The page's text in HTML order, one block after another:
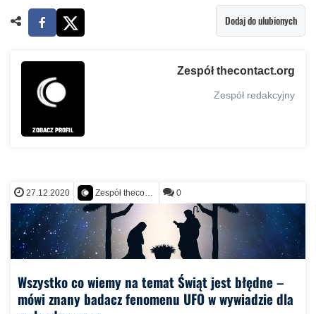
Dodaj do ulubionych
ZOBACZ PROFIL
Zespół thecontact.org
Zespół redakcyjny
27.12.2020 Zespół thecontact.org 0
Wszystko co wiemy na temat Świąt jest błędne –
mówi znany badacz fenomenu UFO w wywiadzie dla